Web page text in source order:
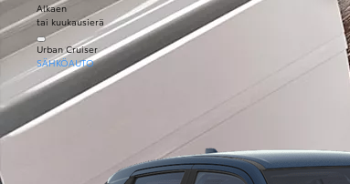
Alkaen
tai kuukausierä
Urban Cruiser
SÄHKÖAUTO